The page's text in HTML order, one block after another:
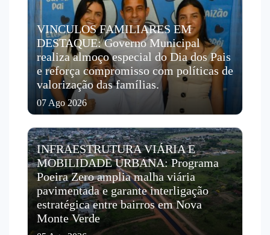
VINCULOS FAMILIARES EM
DESTAQUE: Governo Municipal
realiza almoço especial do Dia dos Pais
e reforça compromisso com políticas de
valorização das famílias.
07 Ago 2026
INFRAESTRUTURA VIÁRIA E
MOBILIDADE URBANA: Programa
Poeira Zero amplia malha viária
pavimentada e garante interligação
estratégica entre bairros em Nova
Monte Verde